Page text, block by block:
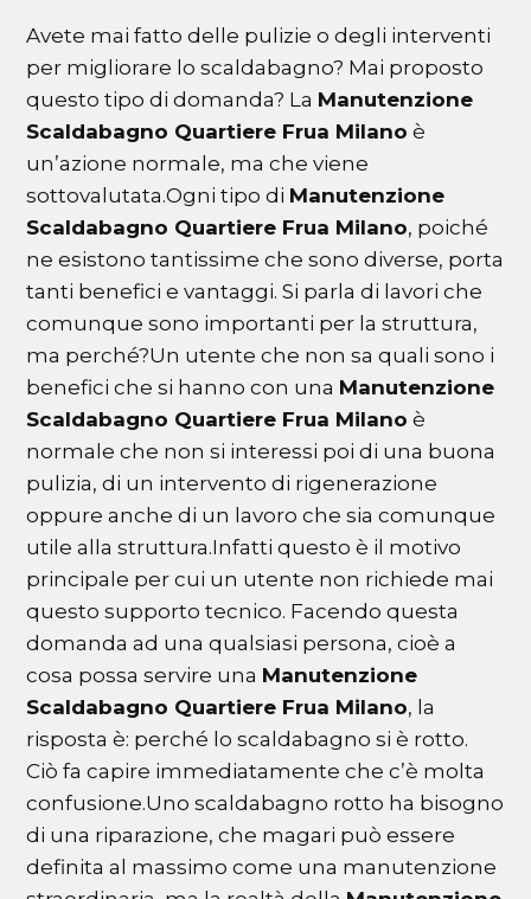
Avete mai fatto delle pulizie o degli interventi
per migliorare lo scaldabagno? Mai proposto
questo tipo di domanda? La Manutenzione
Scaldabagno Quartiere Frua Milano è
un’azione normale, ma che viene
sottovalutata.Ogni tipo di Manutenzione
Scaldabagno Quartiere Frua Milano, poiché
ne esistono tantissime che sono diverse, porta
tanti benefici e vantaggi. Si parla di lavori che
comunque sono importanti per la struttura,
ma perché?Un utente che non sa quali sono i
benefici che si hanno con una Manutenzione
Scaldabagno Quartiere Frua Milano è
normale che non si interessi poi di una buona
pulizia, di un intervento di rigenerazione
oppure anche di un lavoro che sia comunque
utile alla struttura.Infatti questo è il motivo
principale per cui un utente non richiede mai
questo supporto tecnico. Facendo questa
domanda ad una qualsiasi persona, cioè a
cosa possa servire una Manutenzione
Scaldabagno Quartiere Frua Milano, la
risposta è: perché lo scaldabagno si è rotto.
Ciò fa capire immediatamente che c’è molta
confusione.Uno scaldabagno rotto ha bisogno
di una riparazione, che magari può essere
definita al massimo come una manutenzione